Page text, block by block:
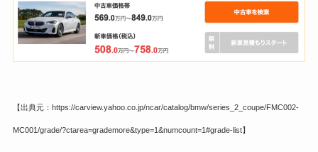
【出典元：https://carview.yahoo.co.jp/ncar/catalog/bmw/series_2_coupe/FMC002-
MC001/grade/?ctarea=grademore&type=1&numcount=1#grade-list】